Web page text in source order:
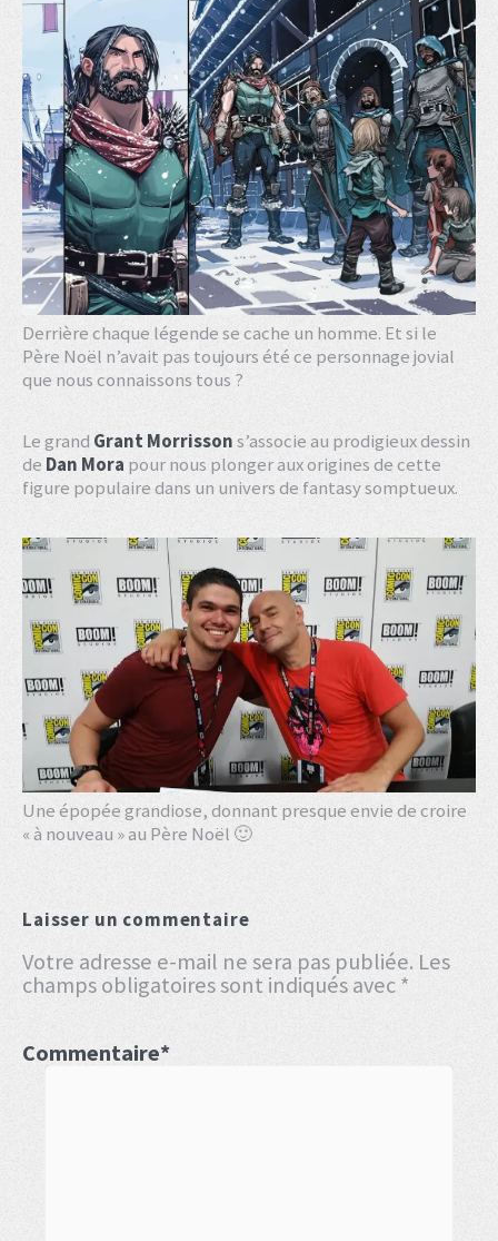
Derrière chaque légende se cache un homme. Et si le
Père Noël n’avait pas toujours été ce personnage jovial
que nous connaissons tous ?
Le grand Grant Morrissons’associe au prodigieux dessin
de Dan Mora pour nous plonger aux origines de cette
figure populaire dans un univers de fantasy somptueux.
Une épopée grandiose, donnant presque envie de croire
« à nouveau » au Père Noël 🙂
Laisser un commentaire
Votre adresse e-mail ne sera pas publiée. Les
champs obligatoires sont indiqués avec*
Commentaire*